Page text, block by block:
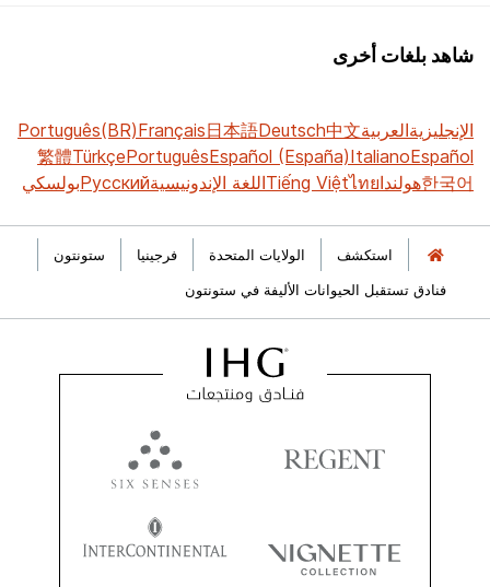
شاهد بلغات أخرى
الإنجليزيةالعربية中文
Deutsch
日本語
Français
Português(BR)
Español
Italiano
Español (España)
Português
Türkçe
繁體
한국어هولنداไทย
Tiếng Việtاللغة الإندونيسيةРусскийبولسكي
استكشف الولايات المتحدة فرجينيا
ستونتون
فنادق تستقبل الحيوانات الأليفة في ستونتون